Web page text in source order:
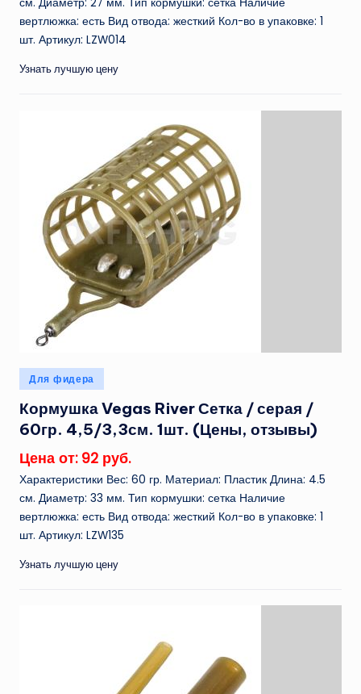
см. Диаметр: 27 мм. Тип кормушки: сетка Наличие
вертлюжка: есть Вид отвода: жесткий Кол-во в упаковке: 1
шт. Артикул: LZW014
Узнать лучшую цену
Опубликовано
в
Для фидера
Кормушка Vegas River Сетка / серая /
60гр. 4,5/3,3см. 1шт. (Цены, отзывы)
Цена от: 92 руб.
Характеристики Вес: 60 гр. Материал: Пластик Длина: 4.5
см. Диаметр: 33 мм. Тип кормушки: сетка Наличие
вертлюжка: есть Вид отвода: жесткий Кол-во в упаковке: 1
шт. Артикул: LZW135
Узнать лучшую цену